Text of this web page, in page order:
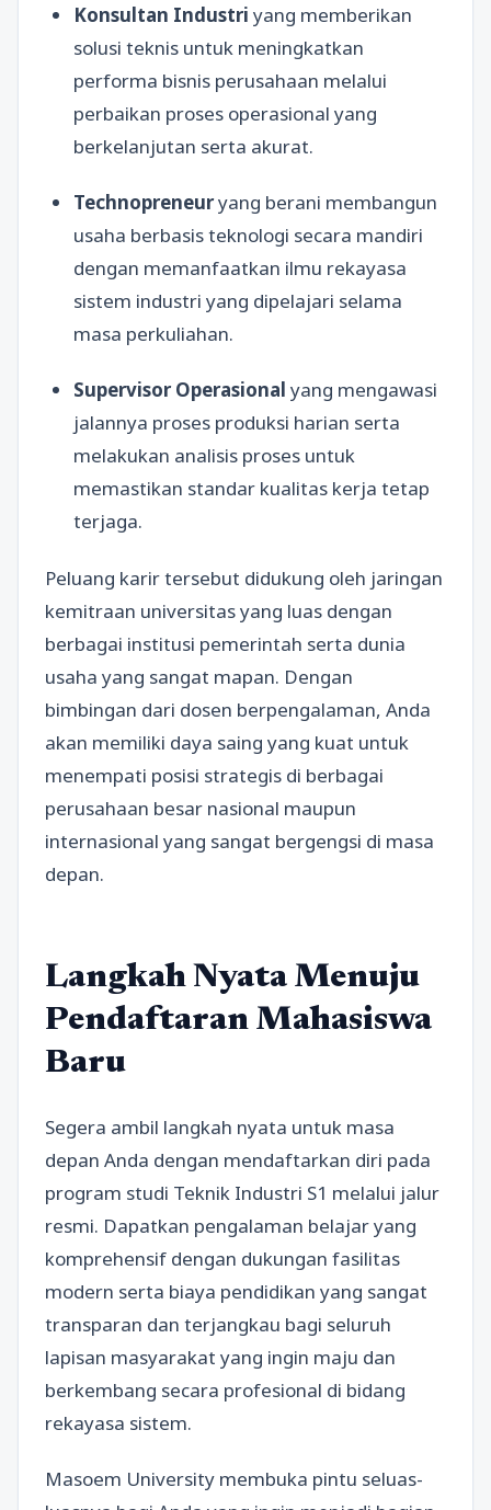
Konsultan Industri yang memberikan
solusi teknis untuk meningkatkan
performa bisnis perusahaan melalui
perbaikan proses operasional yang
berkelanjutan serta akurat.
Technopreneuryang berani membangun
usaha berbasis teknologi secara mandiri
dengan memanfaatkan ilmu rekayasa
sistem industri yang dipelajari selama
masa perkuliahan.
Supervisor Operasional yang mengawasi
jalannya proses produksi harian serta
melakukan analisis proses untuk
memastikan standar kualitas kerja tetap
terjaga.
Peluang karir tersebut didukung oleh jaringan
kemitraan universitas yang luas dengan
berbagai institusi pemerintah serta dunia
usaha yang sangat mapan. Dengan
bimbingan dari dosen berpengalaman, Anda
akan memiliki daya saing yang kuat untuk
menempati posisi strategis di berbagai
perusahaan besar nasional maupun
internasional yang sangat bergengsi di masa
depan.
Langkah Nyata Menuju
Pendaftaran Mahasiswa
Baru
Segera ambil langkah nyata untuk masa
depan Anda dengan mendaftarkan diri pada
program studi Teknik Industri S1 melalui jalur
resmi. Dapatkan pengalaman belajar yang
komprehensif dengan dukungan fasilitas
modern serta biaya pendidikan yang sangat
transparan dan terjangkau bagi seluruh
lapisan masyarakat yang ingin maju dan
berkembang secara profesional di bidang
rekayasa sistem.
Masoem University membuka pintu seluas-